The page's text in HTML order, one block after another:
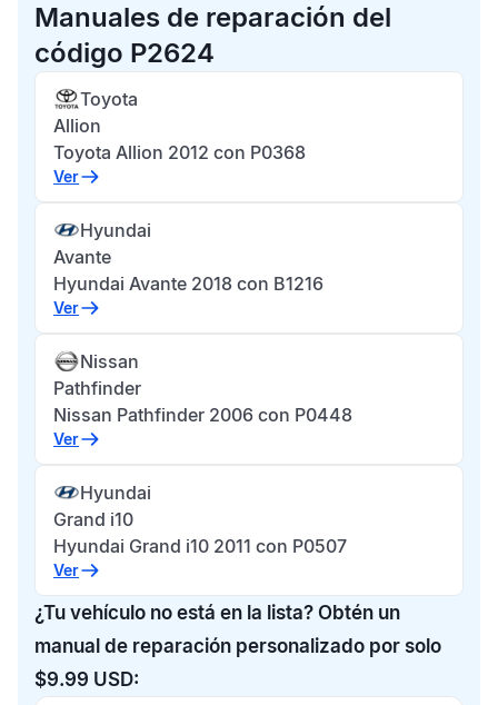
Manuales de reparación del
código P2624
Toyota
Allion
Toyota Allion 2012 con P0368
Ver
Hyundai
Avante
Hyundai Avante 2018 con B1216
Ver
Nissan
Pathfinder
Nissan Pathfinder 2006 con P0448
Ver
Hyundai
Grand i10
Hyundai Grand i10 2011 con P0507
Ver
¿Tu vehículo no está en la lista? Obtén un
manual de reparación personalizado por solo
$9.99 USD: